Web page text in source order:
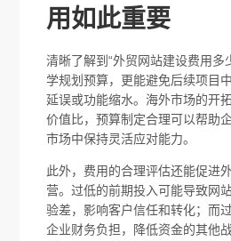
用如此重要
清晰了解到“外贸网站建设费用多
学规划预算，更能避免后续项目
延误或功能缩水。海外市场的开
价值比，预算制定合理可以帮助
市场中保持灵活应对能力。
此外，费用的合理评估还能促进
营。过低的前期投入可能导致网
验差，影响客户信任和转化；而
企业财务负担，降低资金的其他